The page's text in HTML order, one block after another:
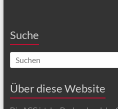
Suche
Über diese Website